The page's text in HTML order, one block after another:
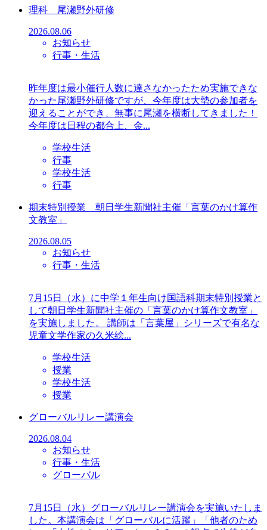
理科 尾瀬野外研修
2026.08.06
お知らせ
行事・生活
昨年度は最小催行人数に達さなかったため実施できな
かった尾瀬野外研修ですが、今年度は大勢の参加者を
迎えることができ、無事に尾瀬を横断してきました！
今年度は日程の都合上、金...
学校生活
行事
学校生活
行事
期末特別授業 朝日学生新聞社主催「言葉のかけ算作
文教室」
2026.08.05
お知らせ
行事・生活
7月15日（水）に中学１年生向け国語科期末特別授業と
して朝日学生新聞社主催の「言葉のかけ算作文教室」
を実施しました。 講師は「言葉屋」シリーズで有名な
児童文学作家の久米絵...
学校生活
授業
学校生活
授業
グローバルリレー講演会
2026.08.04
お知らせ
行事・生活
グローバル
7月15日（水）グローバルリレー講演会を実施いたしま
した。本講演会は「グローバルに活躍」「他者のため